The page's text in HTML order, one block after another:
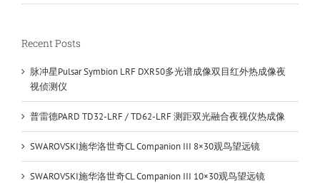
Recent Posts
脉冲星Pulsar Symbion LRF DXR50多光谱成像双目红外热成像夜
视侦测仪
普雷德PARD TD32-LRF / TD62-LRF 测距双光融合夜视仪热成像
SWAROVSKI施华洛世奇CL Companion III 8×30观鸟望远镜
SWAROVSKI施华洛世奇CL Companion III 10×30观鸟望远镜